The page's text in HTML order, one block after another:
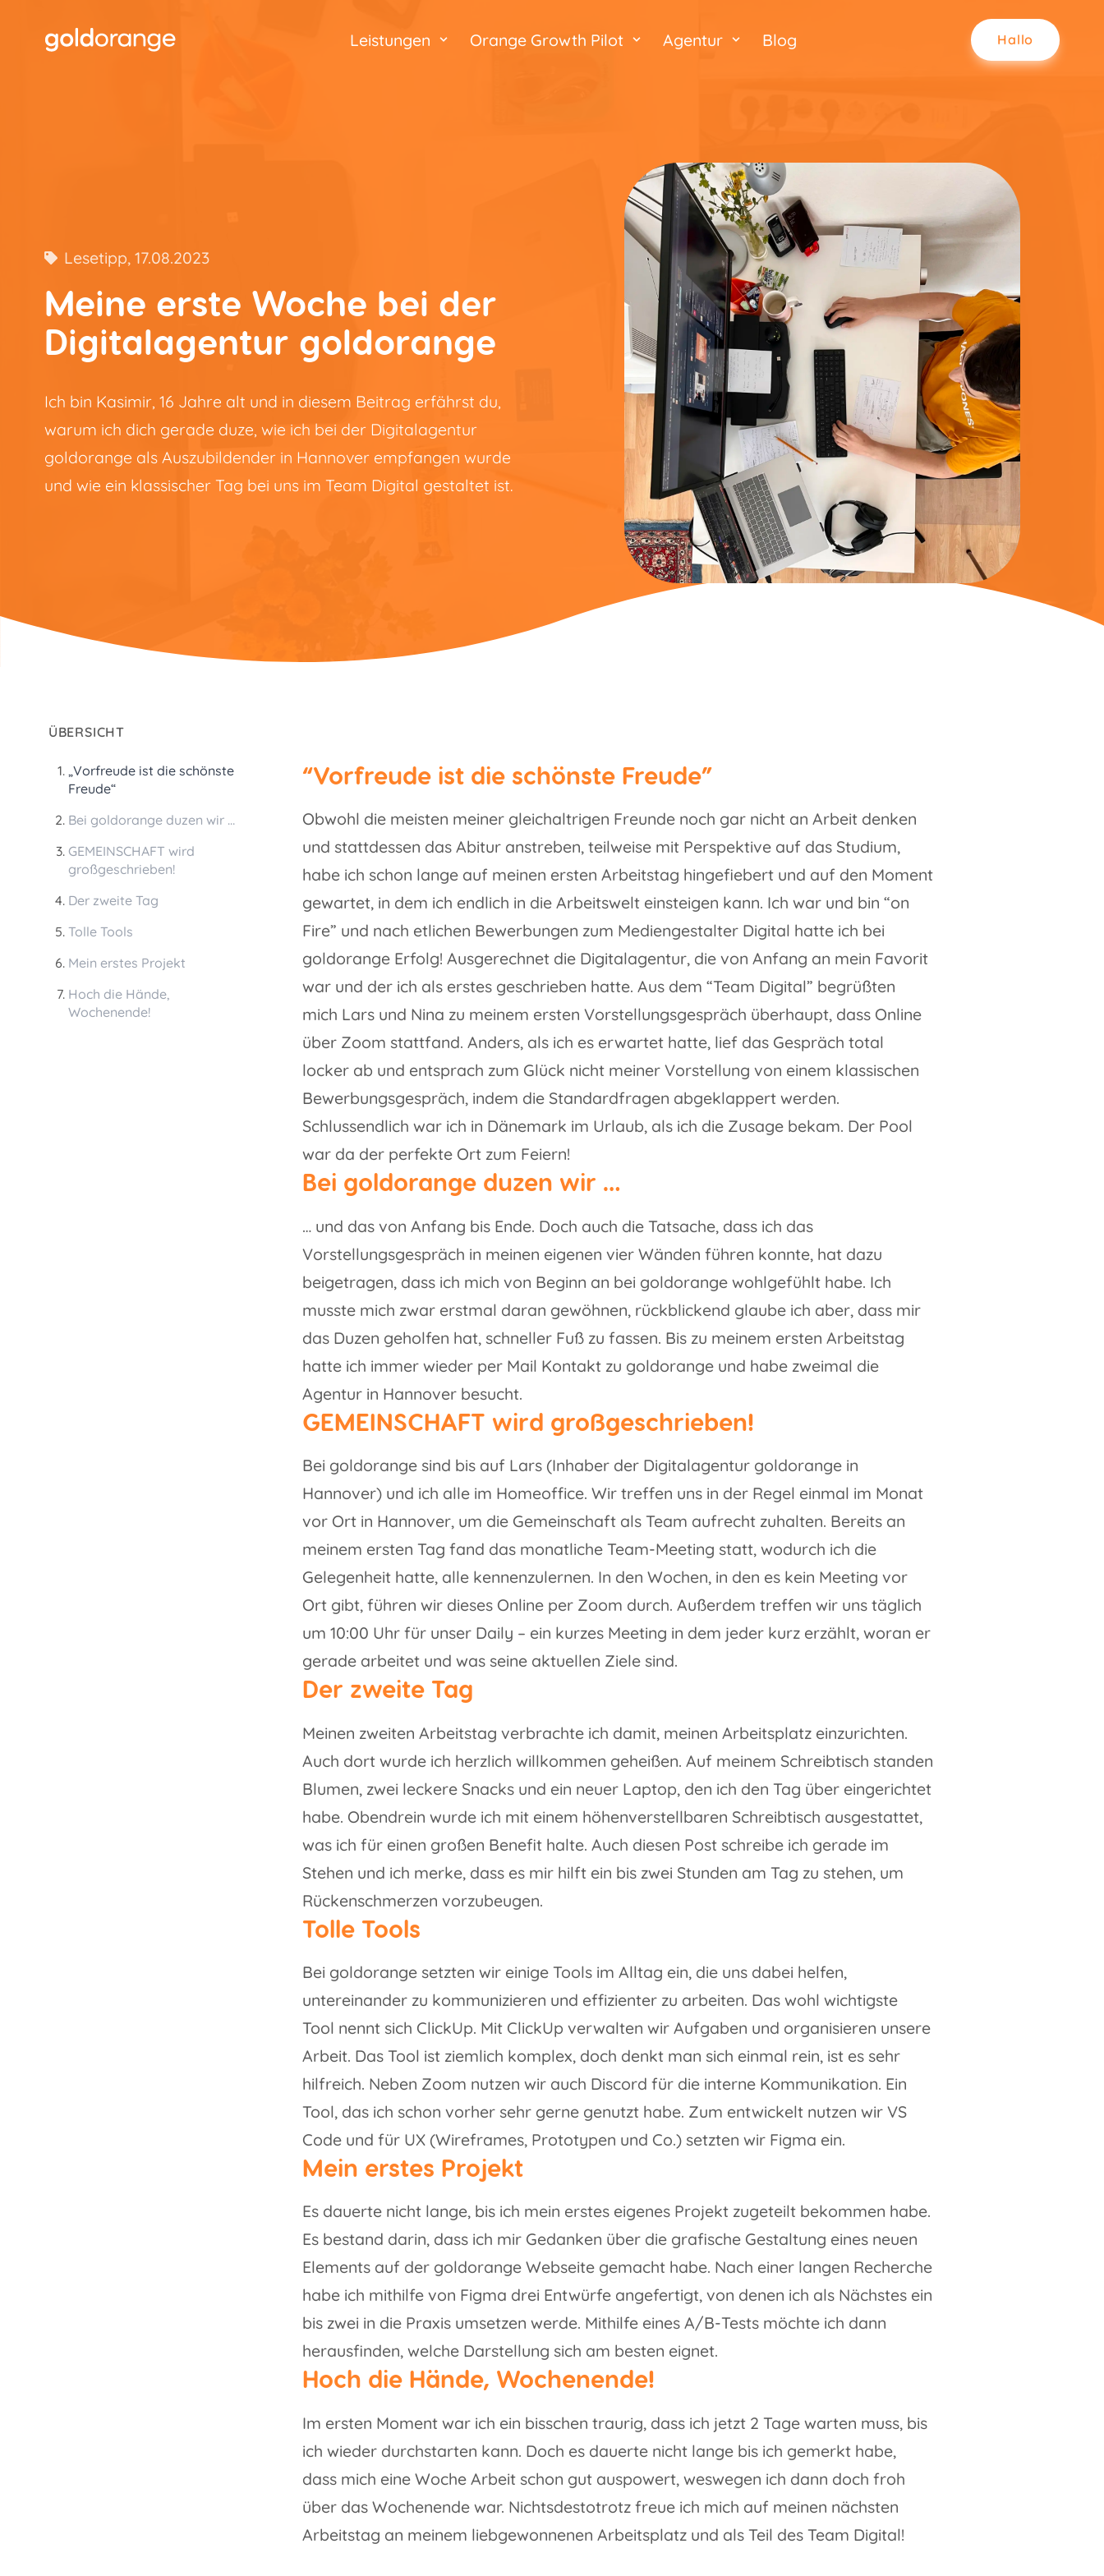
Leistungen Orange Growth Pilot Agentur Blog Hallo
Lesetipp, 17.08.2023
Meine erste Woche bei der
Digitalagentur goldorange
Ich bin Kasimir, 16 Jahre alt und in diesem Beitrag erfährst du,
warum ich dich gerade duze, wie ich bei der Digitalagentur
goldorange als Auszubildender in Hannover empfangen wurde
und wie ein klassischer Tag bei uns im Team Digital gestaltet ist.
ÜBERSICHT
„Vorfreude ist die schönste
Freude“
Bei goldorange duzen wir …
GEMEINSCHAFT wird
großgeschrieben!
Der zweite Tag
Tolle Tools
Mein erstes Projekt
Hoch die Hände,
Wochenende!
“Vorfreude ist die schönste Freude”
Obwohl die meisten meiner gleichaltrigen Freunde noch gar nicht an Arbeit denken
und stattdessen das Abitur anstreben, teilweise mit Perspektive auf das Studium,
habe ich schon lange auf meinen ersten Arbeitstag hingefiebert und auf den Moment
gewartet, in dem ich endlich in die Arbeitswelt einsteigen kann. Ich war und bin “on
Fire” und nach etlichen Bewerbungen zum Mediengestalter Digital hatte ich bei
goldorange Erfolg! Ausgerechnet die Digitalagentur, die von Anfang an mein Favorit
war und der ich als erstes geschrieben hatte. Aus dem “Team Digital” begrüßten
mich Lars und Nina zu meinem ersten Vorstellungsgespräch überhaupt, dass Online
über Zoom stattfand. Anders, als ich es erwartet hatte, lief das Gespräch total
locker ab und entsprach zum Glück nicht meiner Vorstellung von einem klassischen
Bewerbungsgespräch, indem die Standardfragen abgeklappert werden.
Schlussendlich war ich in Dänemark im Urlaub, als ich die Zusage bekam. Der Pool
war da der perfekte Ort zum Feiern!
Bei goldorange duzen wir …
… und das von Anfang bis Ende. Doch auch die Tatsache, dass ich das
Vorstellungsgespräch in meinen eigenen vier Wänden führen konnte, hat dazu
beigetragen, dass ich mich von Beginn an bei goldorange wohlgefühlt habe. Ich
musste mich zwar erstmal daran gewöhnen, rückblickend glaube ich aber, dass mir
das Duzen geholfen hat, schneller Fuß zu fassen. Bis zu meinem ersten Arbeitstag
hatte ich immer wieder per Mail Kontakt zu goldorange und habe zweimal die
Agentur in Hannover besucht.
GEMEINSCHAFT wird großgeschrieben!
Bei goldorange sind bis auf Lars (Inhaber der Digitalagentur goldorange in
Hannover) und ich alle im Homeoffice. Wir treffen uns in der Regel einmal im Monat
vor Ort in Hannover, um die Gemeinschaft als Team aufrecht zuhalten. Bereits an
meinem ersten Tag fand das monatliche Team-Meeting statt, wodurch ich die
Gelegenheit hatte, alle kennenzulernen. In den Wochen, in den es kein Meeting vor
Ort gibt, führen wir dieses Online per Zoom durch. Außerdem treffen wir uns täglich
um 10:00 Uhr für unser Daily – ein kurzes Meeting in dem jeder kurz erzählt, woran er
gerade arbeitet und was seine aktuellen Ziele sind.
Der zweite Tag
Meinen zweiten Arbeitstag verbrachte ich damit, meinen Arbeitsplatz einzurichten.
Auch dort wurde ich herzlich willkommen geheißen. Auf meinem Schreibtisch standen
Blumen, zwei leckere Snacks und ein neuer Laptop, den ich den Tag über eingerichtet
habe. Obendrein wurde ich mit einem höhenverstellbaren Schreibtisch ausgestattet,
was ich für einen großen Benefit halte. Auch diesen Post schreibe ich gerade im
Stehen und ich merke, dass es mir hilft ein bis zwei Stunden am Tag zu stehen, um
Rückenschmerzen vorzubeugen.
Tolle Tools
Bei goldorange setzten wir einige Tools im Alltag ein, die uns dabei helfen,
untereinander zu kommunizieren und effizienter zu arbeiten. Das wohl wichtigste
Tool nennt sich ClickUp. Mit ClickUp verwalten wir Aufgaben und organisieren unsere
Arbeit. Das Tool ist ziemlich komplex, doch denkt man sich einmal rein, ist es sehr
hilfreich. Neben Zoom nutzen wir auch Discord für die interne Kommunikation. Ein
Tool, das ich schon vorher sehr gerne genutzt habe. Zum entwickelt nutzen wir VS
Code und für UX (Wireframes, Prototypen und Co.) setzten wir Figma ein.
Mein erstes Projekt
Es dauerte nicht lange, bis ich mein erstes eigenes Projekt zugeteilt bekommen habe.
Es bestand darin, dass ich mir Gedanken über die grafische Gestaltung eines neuen
Elements auf der goldorange Webseite gemacht habe. Nach einer langen Recherche
habe ich mithilfe von Figma drei Entwürfe angefertigt, von denen ich als Nächstes ein
bis zwei in die Praxis umsetzen werde. Mithilfe eines A/B-Tests möchte ich dann
herausfinden, welche Darstellung sich am besten eignet.
Hoch die Hände, Wochenende!
Im ersten Moment war ich ein bisschen traurig, dass ich jetzt 2 Tage warten muss, bis
ich wieder durchstarten kann. Doch es dauerte nicht lange bis ich gemerkt habe,
dass mich eine Woche Arbeit schon gut auspowert, weswegen ich dann doch froh
über das Wochenende war. Nichtsdestotrotz freue ich mich auf meinen nächsten
Arbeitstag an meinem liebgewonnenen Arbeitsplatz und als Teil des Team Digital!